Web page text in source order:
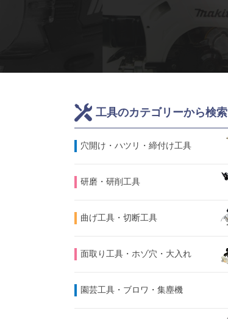
工具のカテゴリーから検索
⽳開け・ハツリ・締付け工具
研磨・研削工具
曲げ工具・切断工具
面取り工具・ホゾ穴・大入れ
園芸工具・ブロワ・集塵機